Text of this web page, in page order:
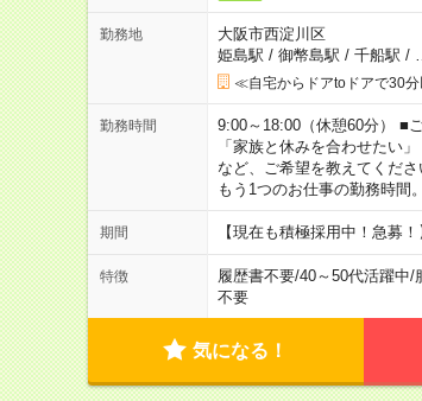
勤務地
大阪市西淀川区
姫島駅 / 御幣島駅 / 千船駅 /
≪自宅からドアtoドアで30分
勤務時間
9:00～18:00（休憩60分） ■
「家族と休みを合わせたい
など、ご希望を教えてくだ
もう1つのお仕事の勤務時間
期間 【現在も積極採用中！急募
特徴 履歴書不要/40～50代活躍中/
不要
気になる！